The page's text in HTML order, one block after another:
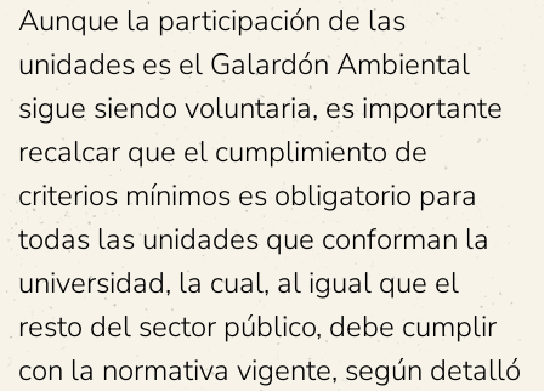
Aunque la participación de las
unidades es el Galardón Ambiental
sigue siendo voluntaria, es importante
recalcar que el cumplimiento de
criterios mínimos es obligatorio para
todas las unidades que conforman la
universidad, la cual, al igual que el
resto del sector público, debe cumplir
con la normativa vigente, según detalló